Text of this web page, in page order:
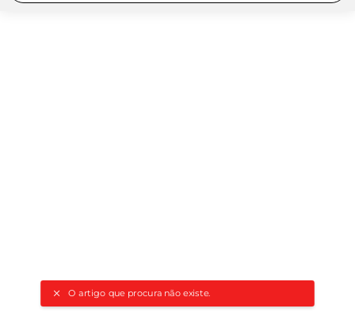
O artigo que procura não existe.